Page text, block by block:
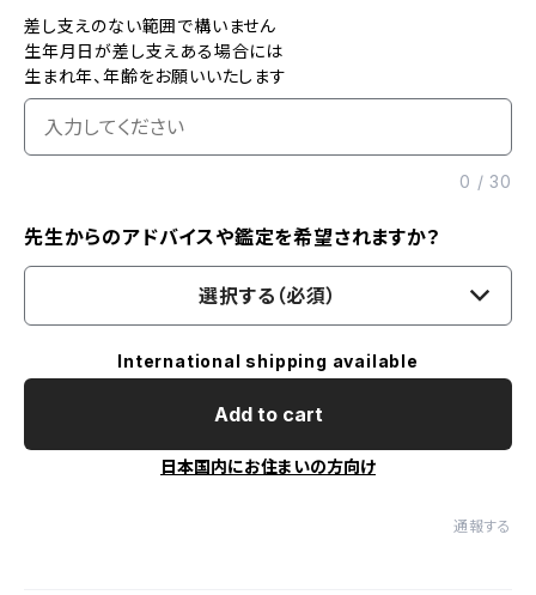
差し支えのない範囲で構いません
生年月日が差し支えある場合には
生まれ年、年齢をお願いいたします
0 /30
先生からのアドバイスや鑑定を希望されますか？
選択する（必須）
International shipping available
Add to cart
日本国内にお住まいの方向け
通報する